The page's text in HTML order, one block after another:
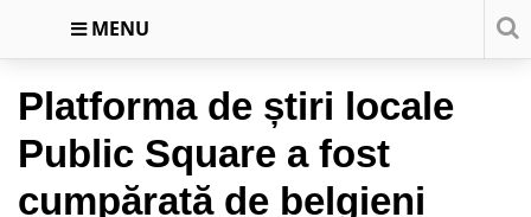
MENU
Platforma de știri locale
Public Square a fost
cumpărată de belgieni